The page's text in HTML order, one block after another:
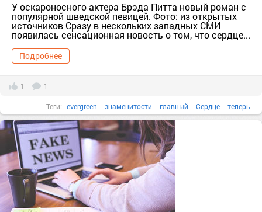
У оскароносного актера Брэда Питта новый роман с
популярной шведской певицей. Фото: из открытых
источников Сразу в нескольких западных СМИ
появилась сенсационная новость о том, что сердце...
Подробнее
1 1
Теги: evergreen знаменитости главный Сердце теперь